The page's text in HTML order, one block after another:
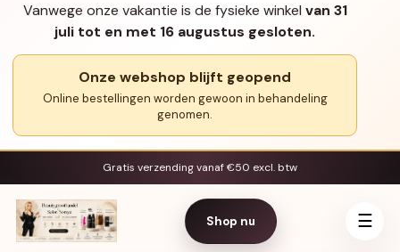
Vanwege onze vakantie is de fysieke winkel van 31
juli tot en met 16 augustus gesloten.
Onze webshop blijft geopend
Online bestellingen worden gewoon in behandeling
genomen.
Gratis verzending vanaf €50 excl. btw
Shop nu ☰